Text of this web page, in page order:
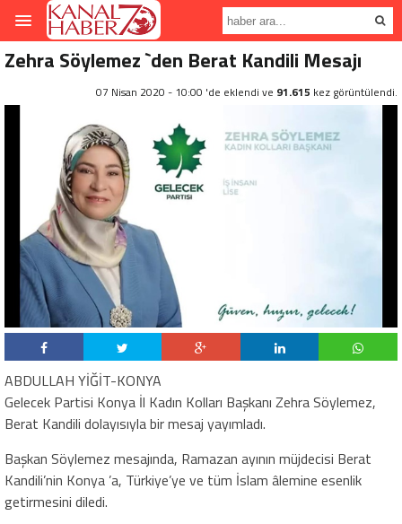
Zehra Söylemez `den Berat Kandili Mesajı
07 Nisan 2020 - 10:00 'de eklendi ve 91.615 kez görüntülendi.
ABDULLAH YİĞİT-KONYA
Gelecek Partisi Konya İl Kadın Kolları Başkanı Zehra Söylemez,
Berat Kandili dolayısıyla bir mesaj yayımladı.
Başkan Söylemez mesajında, Ramazan ayının müjdecisi Berat
Kandili’nin Konya ’a, Türkiye’ye ve tüm İslam âlemine esenlik
getirmesini diledi.